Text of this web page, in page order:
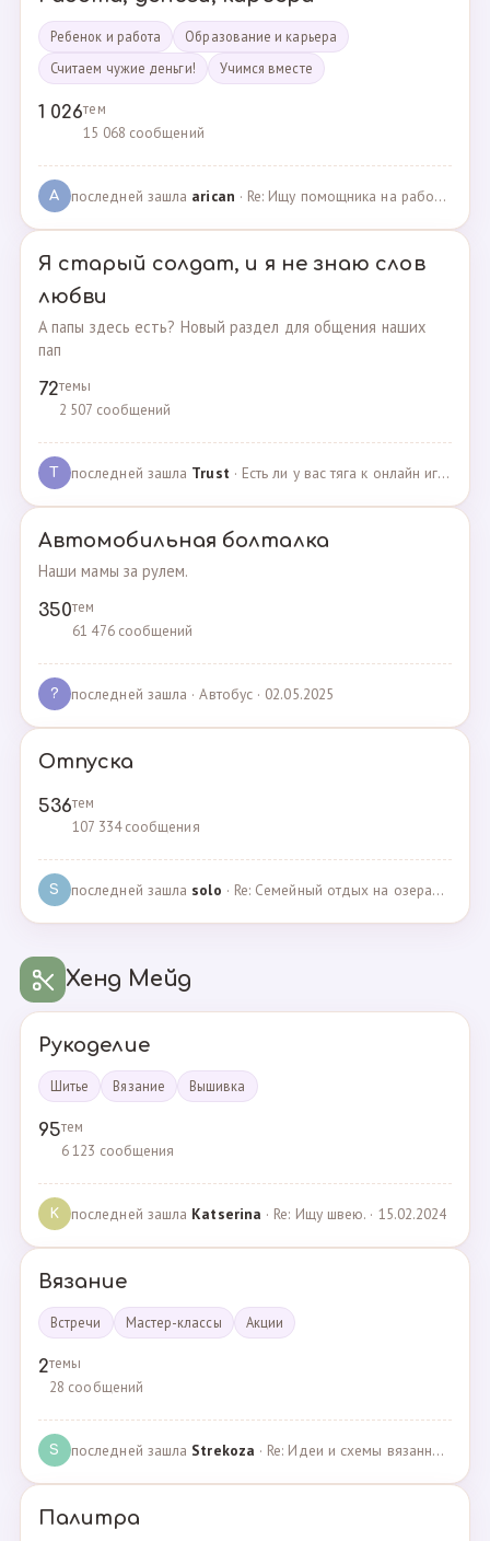
Ребенок и работа
Образование и карьера
Считаем чужие деньги!
Учимся вместе
1 026тем
15 068 сообщений
A последней зашла arican · Re: Ищу помощника на работе · 14.01.2025
Я старый солдат, и я не знаю слов
любви
А папы здесь есть? Новый раздел для общения наших
пап
72темы
2 507 сообщений
T последней зашла Trust · Есть ли у вас тяга к онлайн играм? · 02.05.2025
Автомобильная болталка
Наши мамы за рулем.
350тем
61 476 сообщений
? последней зашла · Автобус · 02.05.2025
Отпуска
536тем
107 334 сообщения
S последней зашла solo · Re: Семейный отдых на озерах Челябинской области. П… · 04.05.2025
Хенд Мейд
Рукоделие
Шитье Вязание Вышивка
95тем
6 123 сообщения
K последней зашла Katserina · Re: Ищу швею. · 15.02.2024
Вязание
Встречи Мастер-классы Акции
2темы
28 сообщений
S последней зашла Strekoza · Re: Идеи и схемы вязанных шариков · 16.12.2020
Палитра